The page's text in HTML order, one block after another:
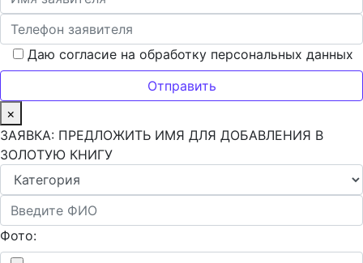
Даю согласие на обработку персональных данных
×
ЗАЯВКА: ПРЕДЛОЖИТЬ ИМЯ ДЛЯ ДОБАВЛЕНИЯ В
ЗОЛОТУЮ КНИГУ
Фото: